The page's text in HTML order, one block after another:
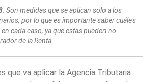
. Son medidas que se aplican solo a los
por lo que es importante saber cuáles
cada caso, ya que estas pueden no
de la Renta.
que va aplicar la Agencia Tributaria